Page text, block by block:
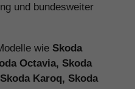
und bundesweiter
wie Skoda
Octavia, Skoda
Karoq, Skoda